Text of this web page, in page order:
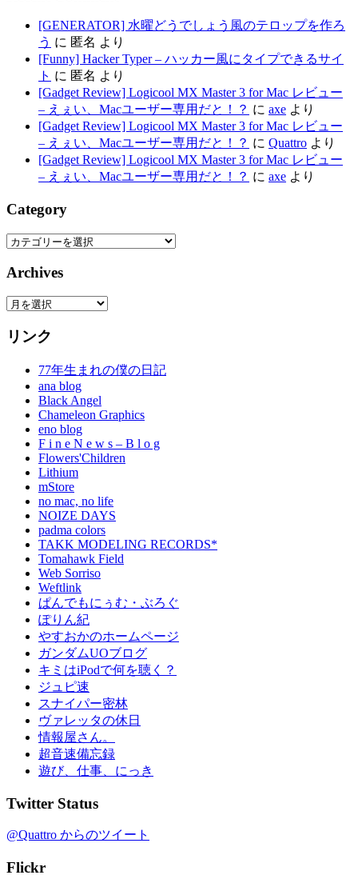
[GENERATOR] 水曜どうでしょう風のテロップを作ろ
う に 匿名 より
[Funny] Hacker Typer – ハッカー風にタイプできるサイ
ト に 匿名 より
[Gadget Review] Logicool MX Master 3 for Mac レビュー
– えぇい、Macユーザー専用だと！？ に axe より
[Gadget Review] Logicool MX Master 3 for Mac レビュー
– えぇい、Macユーザー専用だと！？ に Quattro より
[Gadget Review] Logicool MX Master 3 for Mac レビュー
– えぇい、Macユーザー専用だと！？ に axe より
Category
Category
Archives
Archives
リンク
77年生まれの僕の日記
ana blog
Black Angel
Chameleon Graphics
eno blog
F i n e N e w s – B l o g
Flowers'Children
Lithium
mStore
no mac, no life
NOIZE DAYS
padma colors
TAKK MODELING RECORDS*
Tomahawk Field
Web Sorriso
Weftlink
ぱんでもにぅむ・ぶろぐ
ぽりん紀
やすおかのホームページ
ガンダムUOブログ
キミはiPodで何を聴く？
ジュピ速
スナイパー密林
ヴァレッタの休日
情報屋さん。
超音速備忘録
遊び、仕事、にっき
Twitter Status
@Quattro からのツイート
Flickr